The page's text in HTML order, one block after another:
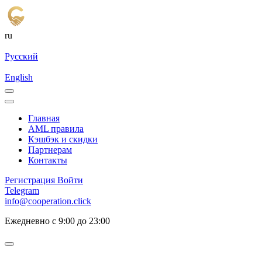
ru
Русский
English
Главная
AML правила
Кэшбэк и cкидки
Партнерам
Контакты
Регистрация Войти
Telegram
info@cooperation.click
Ежедневно с 9:00 до 23:00